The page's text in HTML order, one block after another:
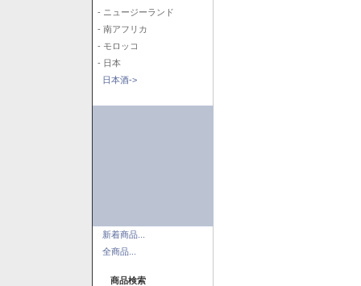
- ニュージーランド
- 南アフリカ
- モロッコ
- 日本
日本酒->
新着商品...
全商品...
商品検索